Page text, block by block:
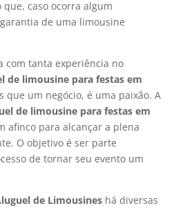
caso ocorra algum
de uma limousine
com tanta experiência no
de limousine para festas em
que um negócio, é uma paixão. A
de limousine para festas em
afinco para alcançar a plena
O objetivo é ser parte
de tornar seu evento um
de Limousineshá diversas